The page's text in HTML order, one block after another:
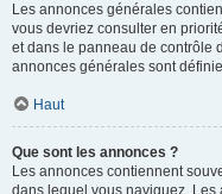
Les annonces générales
vous devriez consulter en
et dans le panneau de contrôle
annonces générales sont
Haut
Que sont les annonces ?
Les annonces contiennent
dans lequel vous naviguez.